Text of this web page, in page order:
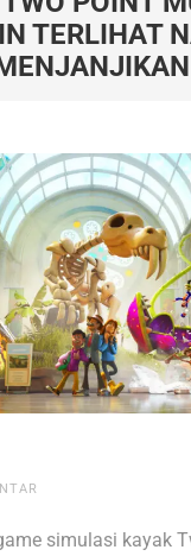
TERLIHAT
simulasi kayak